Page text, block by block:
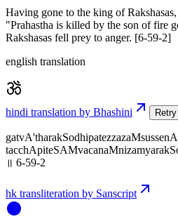
Having gone to the king of
"Prahastha is killed by the son of fire
Rakshasas fell prey to anger. [6-59-2]
english translation
hindi translation by Bhashini Retry
॥ 6-59-2
hk transliteration by Sanscript